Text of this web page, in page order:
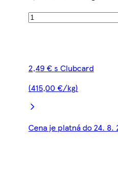
2,49 € s Clubcard
(415,00 €/kg)
Cena je platná do 24. 8.